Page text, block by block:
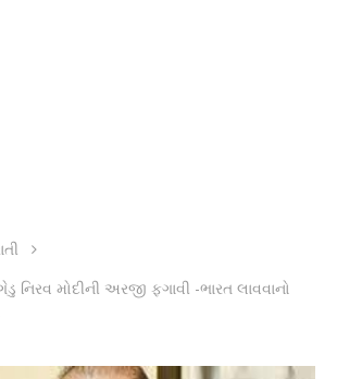
નિરવ મોદીની અરજી ફગાવી -ભારત લાવવાનો